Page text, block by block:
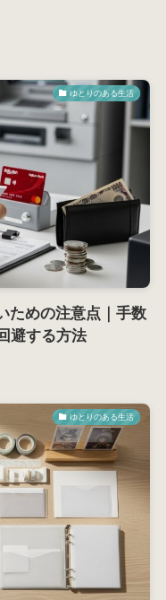
ゆとりのある生活
ための注意点｜手数
避する方法
ゆとりのある生活